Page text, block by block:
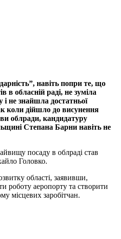
навіть попри те, що
в обласній раді, не зуміла
не знайшла достатньої
коли дійшло до висунення
облради, кандидатуру
Степана Барни навіть не
посаду в облраді став
Головко.
області, заявивши,
роботу аеропорту та створити
місцевих заробітчан.